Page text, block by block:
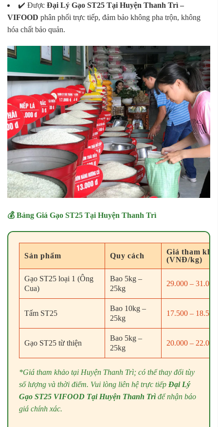
✔️ Được Đại Lý Gạo ST25 Tại Huyện Thanh Trì –
VIFOOD phân phối trực tiếp, đảm bảo không pha trộn, không
hóa chất bảo quản.
💰 Bảng Giá Gạo ST25 Tại Huyện Thanh Trì
Sản phẩm Quy cách
Giá tham
(VNĐ/kg)
Gạo ST25 loại 1 (Ông
Cua)
Bao 5kg –
25kg
29.000 – 31.000
Tấm ST25
Bao 10kg –
25kg
17.500 – 18.500
Gạo ST25 từ thiện
Bao 5kg –
25kg
20.000 – 22.000
*Giá tham khảo tại Huyện Thanh Trì; có thể thay đổi tùy
số lượng và thời điểm. Vui lòng liên hệ trực tiếp Đại Lý
Gạo ST25 VIFOOD Tại Huyện Thanh Trì để nhận báo
giá chính xác.